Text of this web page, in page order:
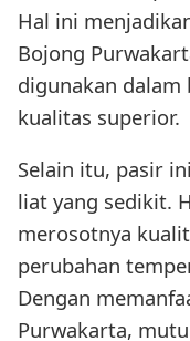
Hal ini
Bojong
digunakan dalam
kualitas superior.
Selain itu, pasir
liat yang sedikit.
merosotnya
perubahan
Dengan
Purwakarta,